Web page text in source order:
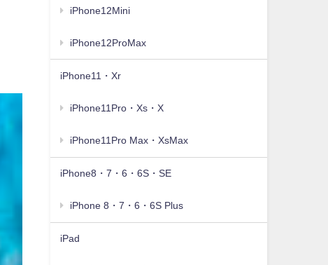
iPhone12Mini
iPhone12ProMax
iPhone11・Xr
iPhone11Pro・Xs・X
iPhone11Pro Max・XsMax
iPhone8・7・6・6S・SE
iPhone 8・7・6・6S Plus
iPad